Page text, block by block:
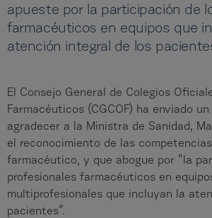
apueste por la participación de
farmacéuticos en equipos que
atención integral de los
El Consejo General de Colegios
Farmacéuticos (CGCOF) ha enviado
agradecer a la Ministra de Sanidad,
el reconocimiento de las
farmacéutico, y que abogue por “la
profesionales farmacéuticos en
multiprofesionales que incluyan la
pacientes”.